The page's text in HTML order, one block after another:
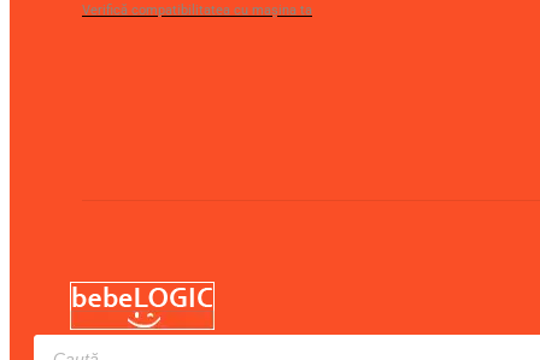
Verifică compatibilitatea cu mașina ta
Products